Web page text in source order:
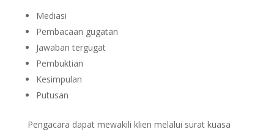
Mediasi
Pembacaan gugatan
Jawaban tergugat
Pembuktian
Kesimpulan
Putusan
Pengacara dapat mewakili klien melalui surat kuasa